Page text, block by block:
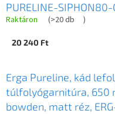
PURELINE-SIPHON80-
Raktáron (>20 db )
20 240 Ft
Erga Pureline, kád
túlfolyógarnitúra, 650
bowden, matt réz,